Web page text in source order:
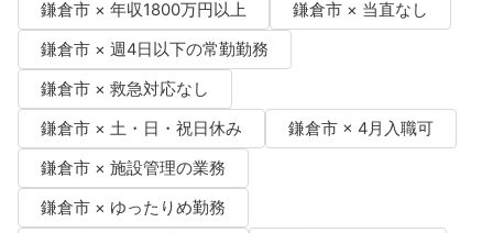
鎌倉市 × 年収1800万円以上
鎌倉市 × 当直なし
鎌倉市 × 週4日以下の常勤勤務
鎌倉市 × 救急対応なし
鎌倉市 × 土・日・祝日休み
鎌倉市 × 4月入職可
鎌倉市 × 施設管理の業務
鎌倉市 × ゆったりめ勤務